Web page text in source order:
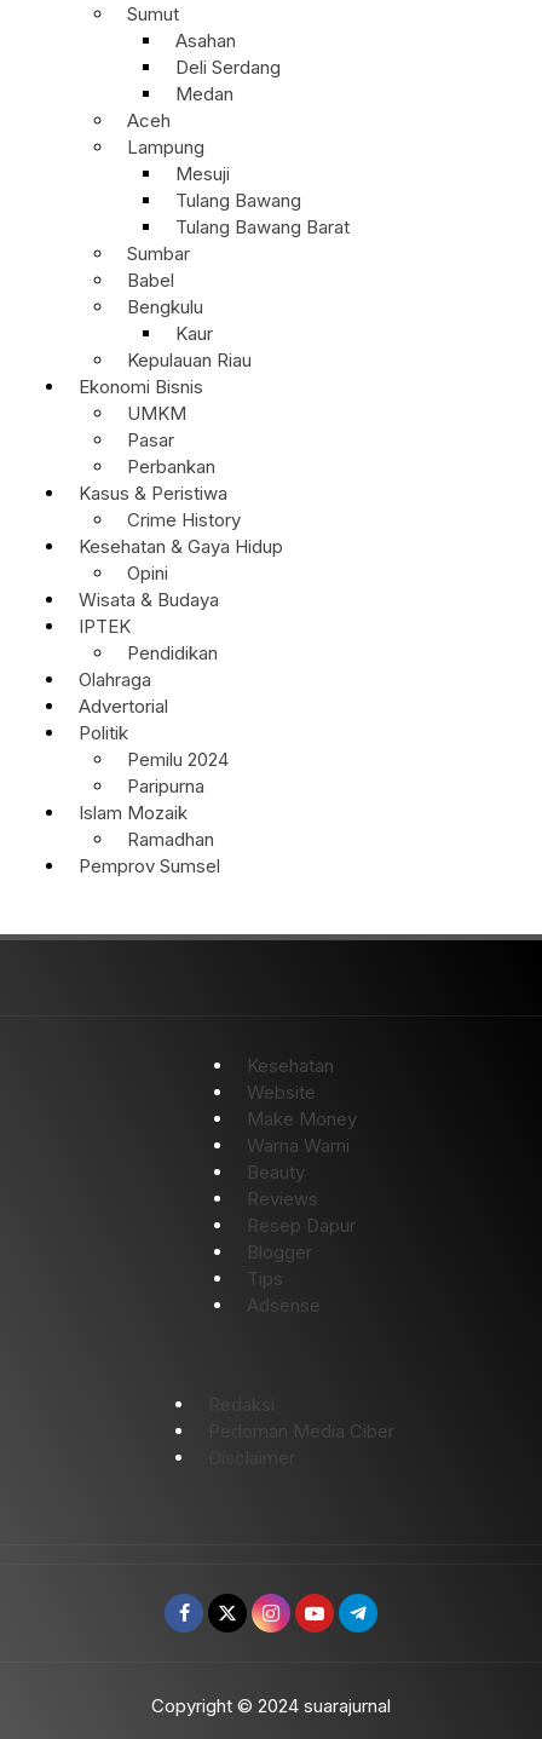
Sumut
Asahan
Deli Serdang
Medan
Aceh
Lampung
Mesuji
Tulang Bawang
Tulang Bawang Barat
Sumbar
Babel
Bengkulu
Kaur
Kepulauan Riau
Ekonomi Bisnis
UMKM
Pasar
Perbankan
Kasus & Peristiwa
Crime History
Kesehatan & Gaya Hidup
Opini
Wisata & Budaya
IPTEK
Pendidikan
Olahraga
Advertorial
Politik
Pemilu 2024
Paripurna
Islam Mozaik
Ramadhan
Pemprov Sumsel
Kesehatan
Website
Make Money
Warna Warni
Beauty
Reviews
Resep Dapur
Blogger
Tips
Adsense
Redaksi
Pedoman Media Ciber
Copyright © 2024 suarajurnal